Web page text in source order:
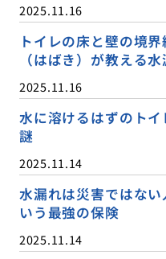
2025.11.16
トイレの床と壁の境
（はばき）が教える
2025.11.16
水に溶けるはずのト
謎
2025.11.14
水漏れは災害ではな
いう最強の保険
2025.11.14